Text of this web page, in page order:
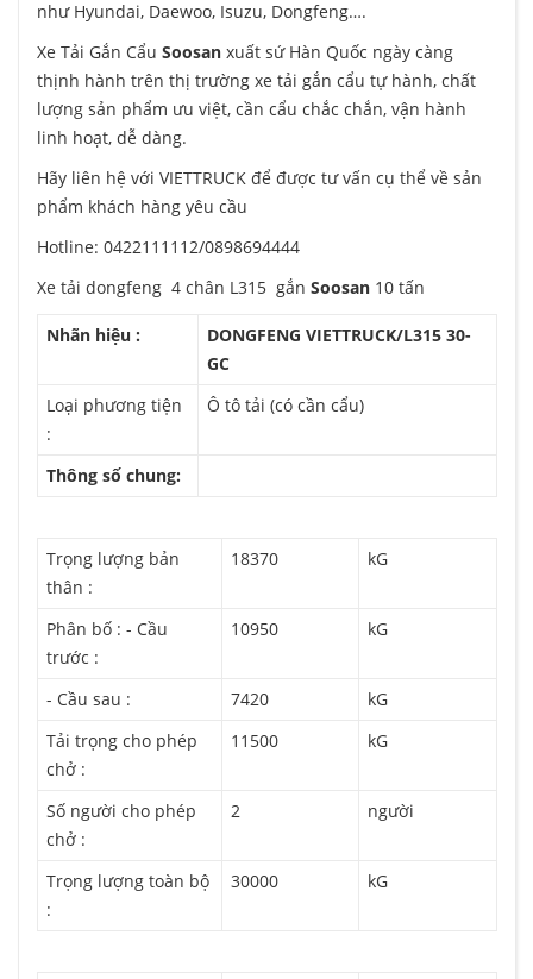
như Hyundai, Daewoo, Isuzu, Dongfeng….
Xe Tải Gắn Cẩu Soosan xuất sứ Hàn Quốc ngày càng
thịnh hành trên thị trường xe tải gắn cẩu tự hành, chất
lượng sản phẩm ưu việt, cần cẩu chắc chắn, vận hành
linh hoạt, dễ dàng.
Hãy liên hệ với VIETTRUCK để được tư vấn cụ thể về sản
phẩm khách hàng yêu cầu
Hotline: 0422111112/0898694444
Xe tải dongfeng 4 chân L315 gắn Soosan 10 tấn
Nhãn hiệu :
DONGFENG VIETTRUCK/L315 30-
GC
Loại phương tiện
:
Ô tô tải (có cần cẩu)
Thông số chung:
Trọng lượng bản
thân :
18370 kG
Phân bố : - Cầu
trước :
10950 kG
- Cầu sau : 7420
kG
Tải trọng cho phép
chở :
11500 kG
Số người cho phép
chở :
2 người
Trọng lượng toàn bộ
:
30000 kG